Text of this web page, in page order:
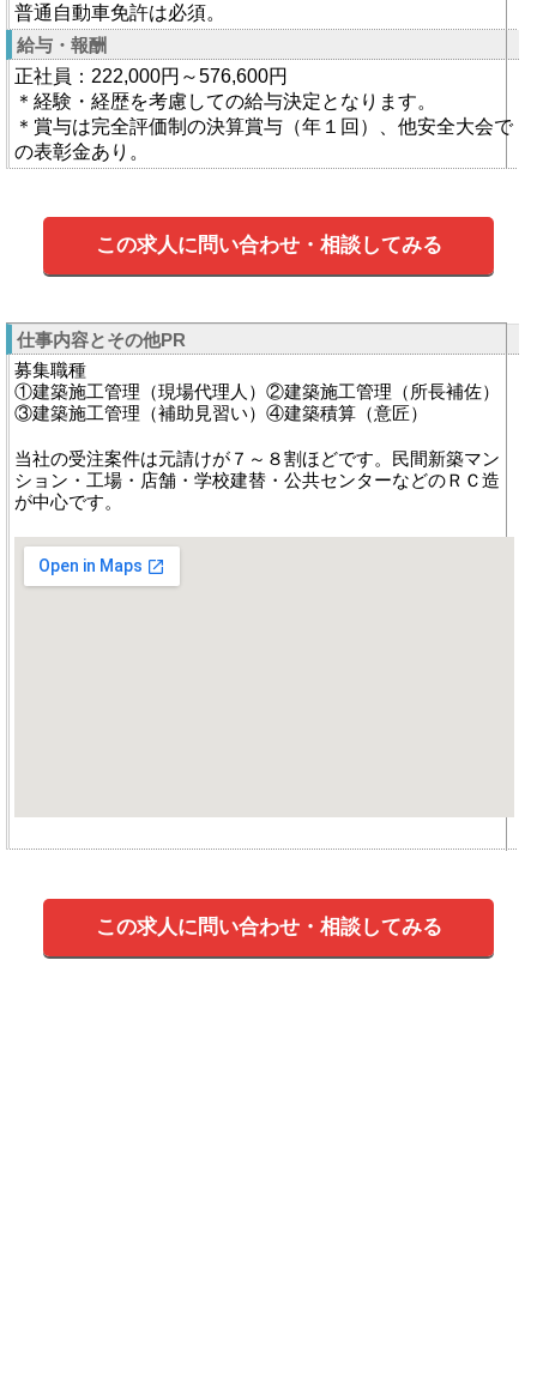
普通自動車免許は必須。
給与・報酬
正社員：222,000円～576,600円
＊経験・経歴を考慮しての給与決定となります。
＊賞与は完全評価制の決算賞与（年１回）、他安全大会で
の表彰金あり。
この求人に問い合わせ・相談してみる
仕事内容とその他PR
募集職種
①建築施工管理（現場代理人）②建築施工管理（所長補佐）
③建築施工管理（補助見習い）④建築積算（意匠）
当社の受注案件は元請けが７～８割ほどです。民間新築マン
ション・工場・店舗・学校建替・公共センターなどのＲＣ造
が中心です。
この求人に問い合わせ・相談してみる